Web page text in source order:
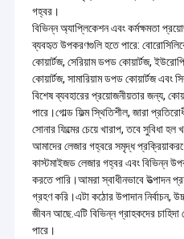
গহ্বর।
বিভিন্ন অ্যাপ্লিকেশন এবং কর্মক্ষমতা
ব্যবহৃত উপকরণগুলি হতে পারে:
কোয়ার্টজ, সেরিয়াম ডপড কোয়ার্টজ,
কোয়ার্টজ, সামারিয়াম ডপড কোয়ার্টজ এবং
বিশেষ ব্যবহারের প্রয়োজনীয়তার জন্য,
পারে।গোল্ড ফিল্ম স্থিতিশীল, জারা
সোনার ফিল্মের চেয়ে খারাপ, তবে সুবিধা
আমাদের লেজার গহ্বরে সমৃদ্ধ
কাস্টমাইজড লেজার গহ্বর এবং বিভিন্ন
করতে পারি।আমরা স্বাধীনভাবে উত্পাদন
গ্রহণ করি।এটা কঠোর উপাদান নির্বাচন,
জীবন আছে.এটি বিভিন্ন গ্রাহকদের
পারে।